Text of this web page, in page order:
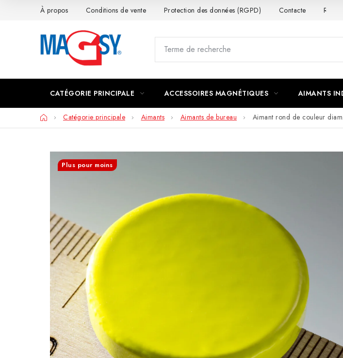
À propos Conditions de vente Protection des données (RGPD) Contacte
CATÉGORIE PRINCIPALE ACCESSOIRES MAGNÉTIQUES AIMANTS
AccueilCatégorie principale Aimants Aimants de bureau Aimant rond de couleur
Plus pour moins